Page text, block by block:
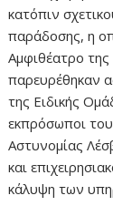
κατόπιν
παράδοσης, η
Αμφιθέατρο
παρευρέθηκαν
της Ειδικής
εκπρόσωποι
Αστυνομίας
και
κάλυψη των